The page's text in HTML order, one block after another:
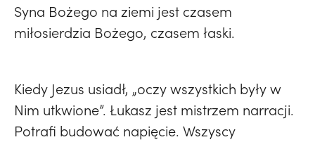
Syna Bożego na ziemi jest czasem
miłosierdzia Bożego, czasem łaski.
Kiedy Jezus usiadł, „oczy wszystkich były w
Nim utkwione”. Łukasz jest mistrzem narracji.
Potrafi budować napięcie. Wszyscy